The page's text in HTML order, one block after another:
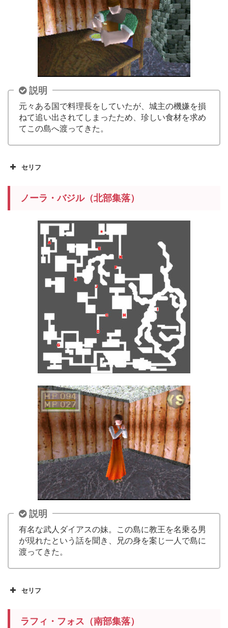
説明
元々ある国で料理長をしていたが、城主の機嫌を損
ねて追い出されてしまったため、珍しい食材を求め
てこの島へ渡ってきた。
セリフ
ノーラ・バジル（北部集落）
説明
有名な武人ダイアスの妹。この島に教王を名乗る男
が現れたという話を聞き、兄の身を案じ一人で島に
渡ってきた。
セリフ
ラフィ・フォス（南部集落）